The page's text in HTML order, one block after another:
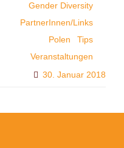
Gender Diversity
PartnerInnen/Links
Polen
Tips
Veranstaltungen
30. Januar 2018